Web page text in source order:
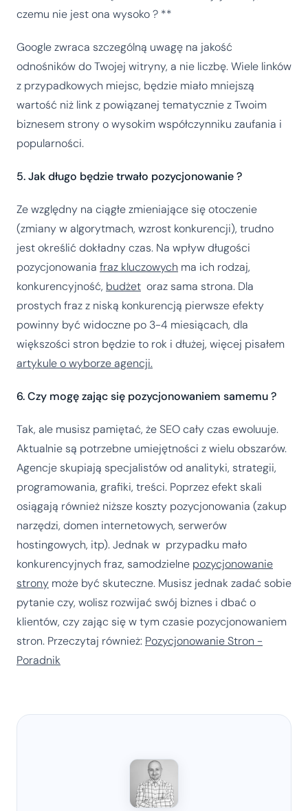
czemu nie jest ona wysoko ? **
Google zwraca szczególną uwagę na jakość
odnośników do Twojej witryny, a nie liczbę. Wiele linków
z przypadkowych miejsc, będzie miało mniejszą
wartość niż link z powiązanej tematycznie z Twoim
biznesem strony o wysokim współczynniku zaufania i
popularności.
5. Jak długo będzie trwało pozycjonowanie ?
Ze względny na ciągłe zmieniające się otoczenie
(zmiany w algorytmach, wzrost konkurencji), trudno
jest określić dokładny czas. Na wpływ długości
pozycjonowania fraz kluczowych ma ich rodzaj,
konkurencyjność, budżet oraz sama strona. Dla
prostych fraz z niską konkurencją pierwsze efekty
powinny być widoczne po 3-4 miesiącach, dla
większości stron będzie to rok i dłużej, więcej pisałem
artykule o wyborze agencji.
6. Czy mogę zając się pozycjonowaniem samemu ?
Tak, ale musisz pamiętać, że SEO cały czas ewoluuje.
Aktualnie są potrzebne umiejętności z wielu obszarów.
Agencje skupiają specjalistów od analityki, strategii,
programowania, grafiki, treści. Poprzez efekt skali
osiągają również niższe koszty pozycjonowania (zakup
narzędzi, domen internetowych, serwerów
hostingowych, itp). Jednak w przypadku mało
konkurencyjnych fraz, samodzielne pozycjonowanie
strony może być skuteczne. Musisz jednak zadać sobie
pytanie czy, wolisz rozwijać swój biznes i dbać o
klientów, czy zając się w tym czasie pozycjonowaniem
stron. Przeczytaj również: Pozycjonowanie Stron -
Poradnik